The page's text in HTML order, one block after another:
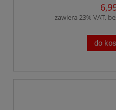
zawiera 23% VAT,
do